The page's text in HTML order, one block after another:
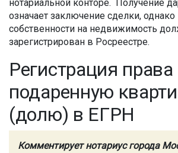
нотариальной конторе. Получение
означает заключение сделки,
собственности на недвижимость
зарегистрирован в Росреестре.
Регистрация права
подаренную
(долю) в ЕГРН
Комментирует нотариус города